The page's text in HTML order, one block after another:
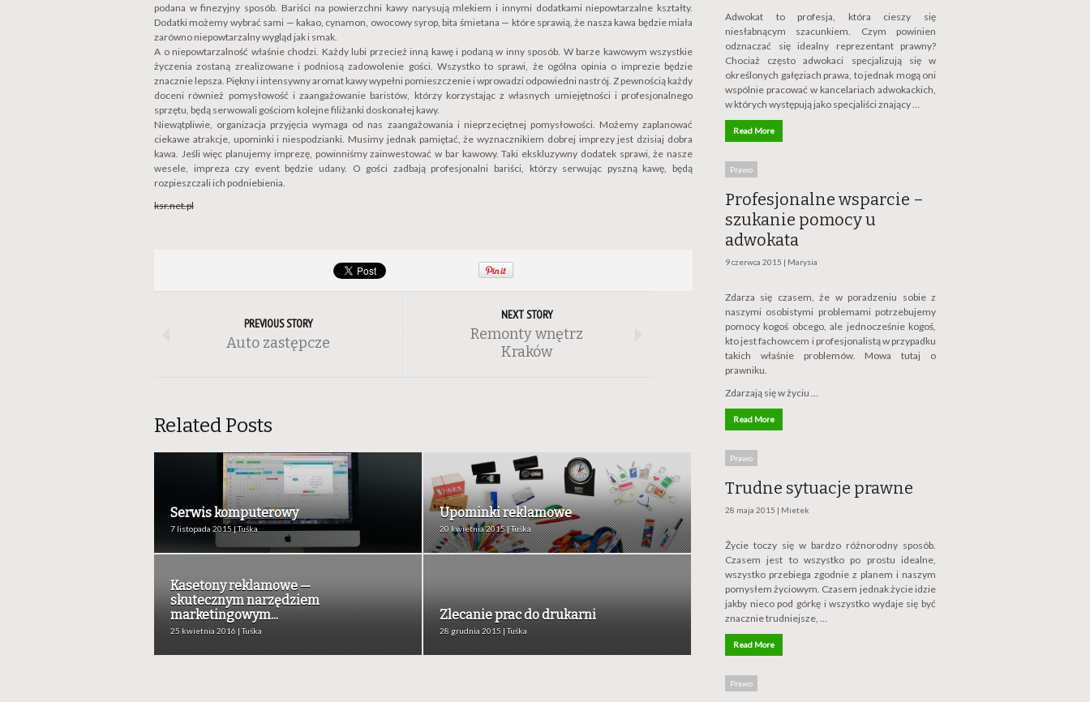
podana w finezyjny sposób. Bariści na powierzchni kawy narysują mlekiem i innymi dodatkami niepowtarzalne kształty.
Dodatki możemy wybrać sami — kakao, cynamon, owocowy syrop, bita śmietana — które sprawią, że nasza kawa będzie miała
zarówno niepowtarzalny wygląd jak i smak.
A o niepowtarzalność właśnie chodzi. Każdy lubi przecież inną kawę i podaną w inny sposób. W barze kawowym wszystkie
życzenia zostaną zrealizowane i podniosą zadowolenie gości. Wszystko to sprawi, że ogólna opinia o imprezie będzie
znacznie lepsza. Piękny i intensywny aromat kawy wypełni pomieszczenie i wprowadzi odpowiedni nastrój. Z pewnością każdy
doceni również pomysłowość i zaangażowanie baristów, którzy korzystając z własnych umiejętności i profesjonalnego
sprzętu, będą serwowali gościom kolejne filiżanki doskonałej kawy.
Niewątpliwie, organizacja przyjęcia wymaga od nas zaangażowania i nieprzeciętnej pomysłowości. Możemy zaplanować
ciekawe atrakcje, upominki i niespodzianki. Musimy jednak pamiętać, że wyznacznikiem dobrej imprezy jest dzisiaj dobra
kawa. Jeśli więc planujemy imprezę, powinniśmy zainwestować w bar kawowy. Taki ekskluzywny dodatek sprawi, że nasze
wesele, impreza czy event będzie udany. O gości zadbają profesjonalni bariści, którzy serwując pyszną kawę, będą
rozpieszczali ich podniebienia.
ksr.net.pl
PREVIOUS STORY
Auto zastępcze
NEXT STORY
Remonty wnętrz
Kraków
Related Posts
Serwis komputerowy
7 listopada 2015 | Tuśka
Upominki reklamowe
20 kwietnia 2015 | Tuśka
Kasetony reklamowe —
skutecznym narzędziem
marketingowym...
25 kwietnia 2016 | Tuśka
Zlecanie prac do drukarni
28 grudnia 2015 | Tuśka
Adwokat to profesja, która cieszy się
niesłabnącym szacunkiem. Czym powinien
odznaczać się idealny reprezentant prawny?
Chociaż często adwokaci specjalizują się w
określonych gałęziach prawa, to jednak mogą oni
wspólnie pracować w kancelariach adwokackich,
w których występują jako specjaliści znający …
Read More
Prawo
Profesjonalne wsparcie –
szukanie pomocy u
adwokata
9 czerwca 2015 | Marysia
Zdarza się czasem, że w poradzeniu sobie z
naszymi osobistymi problemami potrzebujemy
pomocy kogoś obcego, ale jednocześnie kogoś,
kto jest fachowcem i profesjonalistą w przypadku
takich właśnie problemów. Mowa tutaj o
prawniku.
Zdarzają się w życiu …
Read More
Prawo
Trudne sytuacje prawne
28 maja 2015 | Mietek
Życie toczy się w bardzo różnorodny sposób.
Czasem jest to wszystko po prostu idealne,
wszystko przebiega zgodnie z planem i naszym
pomysłem życiowym. Czasem jednak życie idzie
jakby nieco pod górkę i wszystko wydaje się być
znacznie trudniejsze, …
Read More
Prawo